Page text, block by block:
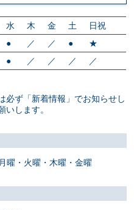
水 木 金 土
日祝
● ／ ／ ●
★
● ／ ／ ／ ／
ず「新着情報」でお知らせし
いします。
月曜・火曜・木曜・金曜